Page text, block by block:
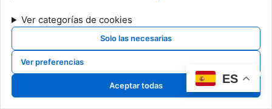
mayoría de las situaciones. La normativa actual permite
conectar el equipo directamente a tu contador de
vivienda mediante un circuito derivado independiente.
Esto facilita mucho el proceso alinstalar punto de
recarga coche eléctrico en casa Barcelona, ya que
mantienes un solo contrato eléctrico y aprovechas las
Ver categorías de cookies
Solo las necesarias
Ver preferencias
Aceptar todas
ES